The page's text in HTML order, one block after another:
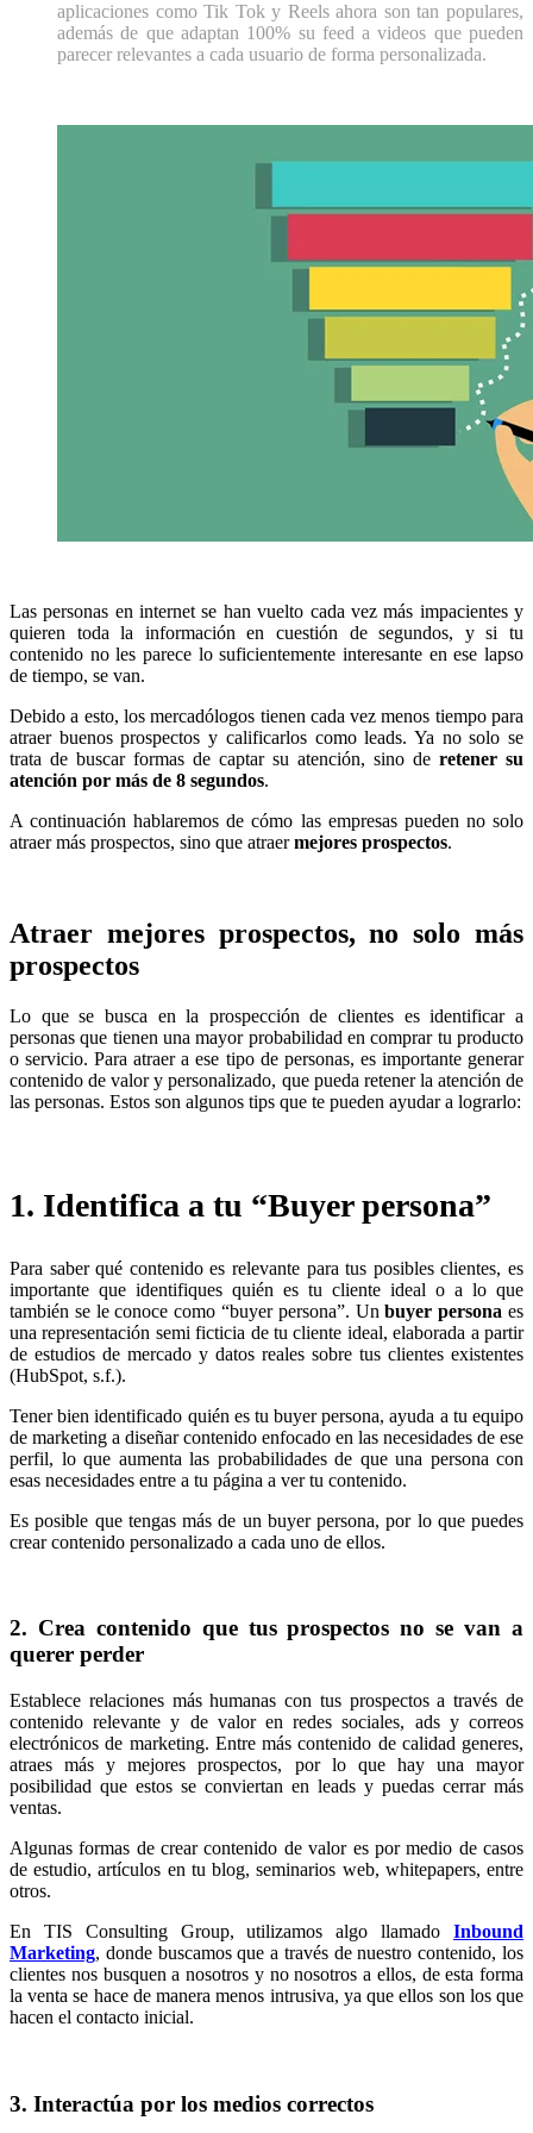
aplicaciones como Tik Tok y Reels ahora son tan populares,
además de que adaptan 100% su feed a videos que pueden
parecer relevantes a cada usuario de forma personalizada.
Las personas en internet se han vuelto cada vez más impacientes y
quieren toda la información en cuestión de segundos, y si tu
contenido no les parece lo suficientemente interesante en ese lapso
de tiempo, se van.
Debido a esto, los mercadólogos tienen cada vez menos tiempo para
atraer buenos prospectos y calificarlos como leads. Ya no solo se
trata de buscar formas de captar su atención, sino de retener su
atención por más de 8 segundos.
A continuación hablaremos de cómo las empresas pueden no solo
atraer más prospectos, sino que atraermejores prospectos.
Atraer mejores prospectos, no solo más
prospectos
Lo que se busca en la prospección de clientes es identificar a
personas que tienen una mayor probabilidad en comprar tu producto
o servicio. Para atraer a ese tipo de personas, es importante generar
contenido de valor y personalizado, que pueda retener la atención de
las personas. Estos son algunos tips que te pueden ayudar a lograrlo:
1. Identifica a tu “Buyer persona”
Para saber qué contenido es relevante para tus posibles clientes, es
importante que identifiques quién es tu cliente ideal o a lo que
también se le conoce como “buyer persona”. Unbuyer persona es
una representación semi ficticia de tu cliente ideal, elaborada a partir
de estudios de mercado y datos reales sobre tus clientes existentes
(HubSpot, s.f.).
Tener bien identificado quién es tu buyer persona, ayuda a tu equipo
de marketing a diseñar contenido enfocado en las necesidades de ese
perfil, lo que aumenta las probabilidades de que una persona con
esas necesidades entre a tu página a ver tu contenido.
Es posible que tengas más de un buyer persona, por lo que puedes
crear contenido personalizado a cada uno de ellos.
2. Crea contenido que tus prospectos no se van a
querer perder
Establece relaciones más humanas con tus prospectos a través de
contenido relevante y de valor en redes sociales, ads y correos
electrónicos de marketing. Entre más contenido de calidad generes,
atraes más y mejores prospectos, por lo que hay una mayor
posibilidad que estos se conviertan en leads y puedas cerrar más
ventas.
Algunas formas de crear contenido de valor es por medio de casos
de estudio, artículos en tu blog, seminarios web, whitepapers, entre
otros.
En TIS Consulting Group, utilizamos algo llamado Inbound
Marketing, donde buscamos que a través de nuestro contenido, los
clientes nos busquen a nosotros y no nosotros a ellos, de esta forma
la venta se hace de manera menos intrusiva, ya que ellos son los que
hacen el contacto inicial.
3. Interactúa por los medios correctos